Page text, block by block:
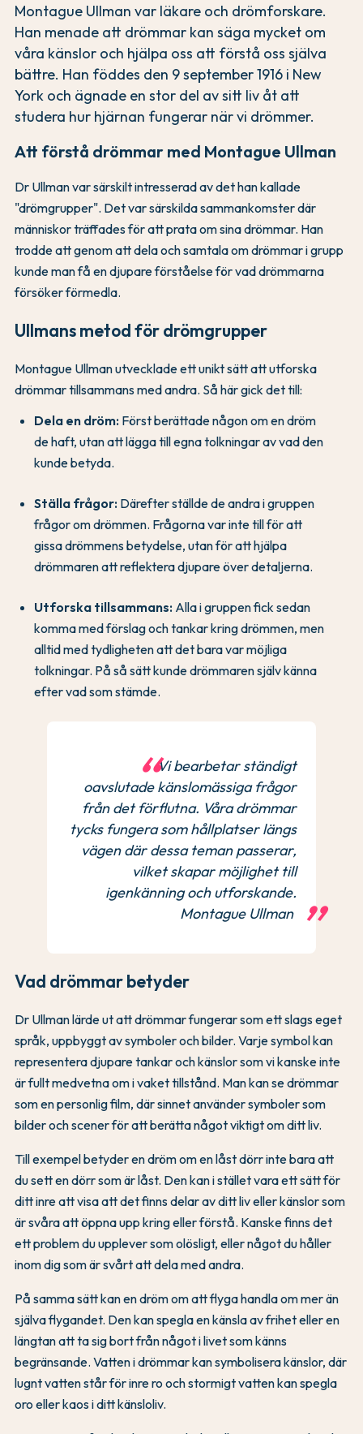
Montague Ullman var läkare och drömforskare.
Han menade att drömmar kan säga mycket om
våra känslor och hjälpa oss att förstå oss själva
bättre. Han föddes den 9 september 1916 i New
York och ägnade en stor del av sitt liv åt att
studera hur hjärnan fungerar när vi drömmer.
Att förstå drömmar med Montague Ullman
Dr Ullman var särskilt intresserad av det han kallade
"drömgrupper". Det var särskilda sammankomster där
människor träffades för att prata om sina drömmar. Han
trodde att genom att dela och samtala om drömmar i grupp
kunde man få en djupare förståelse för vad drömmarna
försöker förmedla.
Ullmans metod för drömgrupper
Montague Ullman utvecklade ett unikt sätt att utforska
drömmar tillsammans med andra. Så här gick det till:
Dela en dröm: Först berättade någon om en dröm
de haft, utan att lägga till egna tolkningar av vad den
kunde betyda.
Ställa frågor: Därefter ställde de andra i gruppen
frågor om drömmen. Frågorna var inte till för att
gissa drömmens betydelse, utan för att hjälpa
drömmaren att reflektera djupare över detaljerna.
Utforska tillsammans: Alla i gruppen fick sedan
komma med förslag och tankar kring drömmen, men
alltid med tydligheten att det bara var möjliga
tolkningar. På så sätt kunde drömmaren själv känna
efter vad som stämde.
Vi bearbetar ständigt
oavslutade känslomässiga frågor
från det förflutna. Våra drömmar
tycks fungera som hållplatser längs
vägen där dessa teman passerar,
vilket skapar möjlighet till
igenkänning och utforskande.
Montague Ullman
Vad drömmar betyder
Dr Ullman lärde ut att drömmar fungerar som ett slags eget
språk, uppbyggt av symboler och bilder. Varje symbol kan
representera djupare tankar och känslor som vi kanske inte
är fullt medvetna om i vaket tillstånd. Man kan se drömmar
som en personlig film, där sinnet använder symboler som
bilder och scener för att berätta något viktigt om ditt liv.
Till exempel betyder en dröm om en låst dörr inte bara att
du sett en dörr som är låst. Den kan i stället vara ett sätt för
ditt inre att visa att det finns delar av ditt liv eller känslor som
är svåra att öppna upp kring eller förstå. Kanske finns det
ett problem du upplever som olösligt, eller något du håller
inom dig som är svårt att dela med andra.
På samma sätt kan en dröm om att flyga handla om mer än
själva flygandet. Den kan spegla en känsla av frihet eller en
längtan att ta sig bort från något i livet som känns
begränsande. Vatten i drömmar kan symbolisera känslor, där
lugnt vatten står för inre ro och stormigt vatten kan spegla
oro eller kaos i ditt känsloliv.